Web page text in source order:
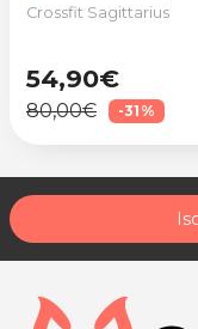
Crossfit Sagittarius
54,90€
80,00€ -31%